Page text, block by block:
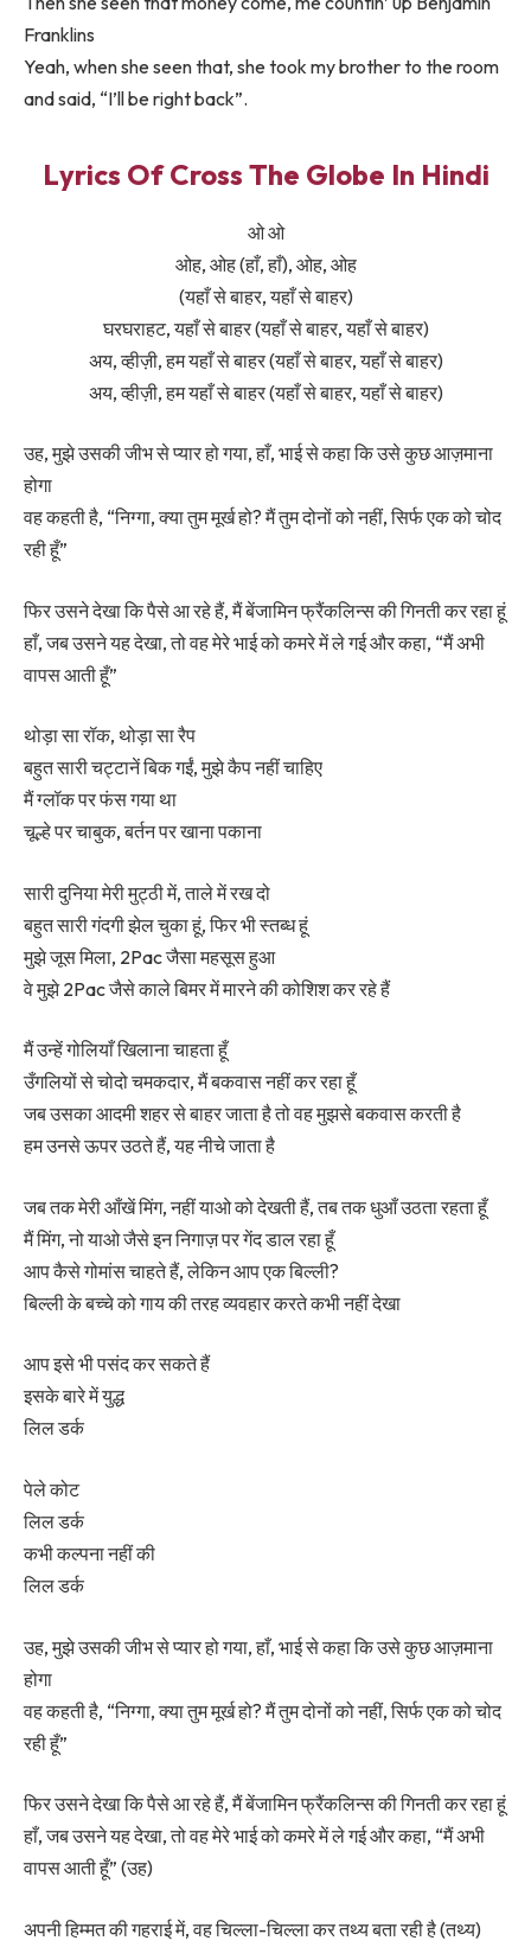
Franklins
Yeah, when she seen that, she took my brother to the room
and said, “I’ll be right back”.
Lyrics Of Cross The Globe In Hindi
ओ ओ
ओह, ओह (हाँ, हाँ), ओह, ओह
(यहाँ से बाहर, यहाँ से बाहर)
घरघराहट, यहाँ से बाहर (यहाँ से बाहर, यहाँ से बाहर)
अय, व्हीज़ी, हम यहाँ से बाहर (यहाँ से बाहर, यहाँ से बाहर)
अय, व्हीज़ी, हम यहाँ से बाहर (यहाँ से बाहर, यहाँ से बाहर)
उह, मुझे उसकी जीभ से प्यार हो गया, हाँ, भाई से कहा कि उसे कुछ आज़माना
होगा
वह कहती है, “निग्गा, क्या तुम मूर्ख हो? मैं तुम दोनों को नहीं, सिर्फ एक को चोद
रही हूँ”
फिर उसने देखा कि पैसे आ रहे हैं, मैं बेंजामिन फ्रैंकलिन्स की गिनती कर रहा हूं
हाँ, जब उसने यह देखा, तो वह मेरे भाई को कमरे में ले गई और कहा, “मैं अभी
वापस आती हूँ”
थोड़ा सा रॉक, थोड़ा सा रैप
बहुत सारी चट्टानें बिक गईं, मुझे कैप नहीं चाहिए
मैं ग्लॉक पर फंस गया था
चूल्हे पर चाबुक, बर्तन पर खाना पकाना
सारी दुनिया मेरी मुट्ठी में, ताले में रख दो
बहुत सारी गंदगी झेल चुका हूं, फिर भी स्तब्ध हूं
मुझे जूस मिला, 2Pac जैसा महसूस हुआ
वे मुझे 2Pac जैसे काले बिमर में मारने की कोशिश कर रहे हैं
मैं उन्हें गोलियाँ खिलाना चाहता हूँ
उँगलियों से चोदो चमकदार, मैं बकवास नहीं कर रहा हूँ
जब उसका आदमी शहर से बाहर जाता है तो वह मुझसे बकवास करती है
हम उनसे ऊपर उठते हैं, यह नीचे जाता है
जब तक मेरी आँखें मिंग, नहीं याओ को देखती हैं, तब तक धुआँ उठता रहता हूँ
मैं मिंग, नो याओ जैसे इन निगाज़ पर गेंद डाल रहा हूँ
आप कैसे गोमांस चाहते हैं, लेकिन आप एक बिल्ली?
बिल्ली के बच्चे को गाय की तरह व्यवहार करते कभी नहीं देखा
आप इसे भी पसंद कर सकते हैं
इसके बारे में युद्ध
लिल डर्क
पेले कोट
लिल डर्क
कभी कल्पना नहीं की
लिल डर्क
उह, मुझे उसकी जीभ से प्यार हो गया, हाँ, भाई से कहा कि उसे कुछ आज़माना
होगा
वह कहती है, “निग्गा, क्या तुम मूर्ख हो? मैं तुम दोनों को नहीं, सिर्फ एक को चोद
रही हूँ”
फिर उसने देखा कि पैसे आ रहे हैं, मैं बेंजामिन फ्रैंकलिन्स की गिनती कर रहा हूं
हाँ, जब उसने यह देखा, तो वह मेरे भाई को कमरे में ले गई और कहा, “मैं अभी
वापस आती हूँ” (उह)
अपनी हिम्मत की गहराई में, वह चिल्ला-चिल्ला कर तथ्य बता रही है (तथ्य)